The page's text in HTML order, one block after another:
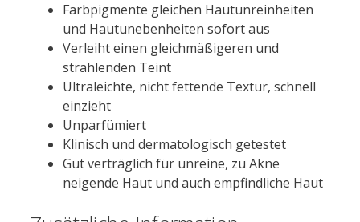
Farbpigmente gleichen Hautunreinheiten
und Hautunebenheiten sofort aus
Verleiht einen gleichmäßigeren und
strahlenden Teint
Ultraleichte, nicht fettende Textur, schnell
einzieht
Unparfümiert
Klinisch und dermatologisch getestet
Gut verträglich für unreine, zu Akne
neigende Haut und auch empfindliche Haut